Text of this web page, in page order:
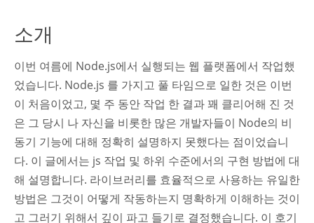
소개
이번 여름에 Node.js에서 실행되는 웹 플랫폼에서 작업했
었습니다. Node.js 를 가지고 풀 타임으로 일한 것은 이번
이 처음이었고, 몇 주 동안 작업 한 결과 꽤 클리어해 진 것
은 그 당시 나 자신을 비롯한 많은 개발자들이 Node의 비
동기 기능에 대해 정확히 설명하지 못했다는 점이었습니
다. 이 글에서는 js 작업 및 하위 수준에서의 구현 방법에 대
해 설명합니다. 라이브러리를 효율적으로 사용하는 유일한
방법은 그것이 어떻게 작동하는지 명확하게 이해하는 것이
고 그러기 위해서 깊이 파고 들기로 결정했습니다. 이 호기